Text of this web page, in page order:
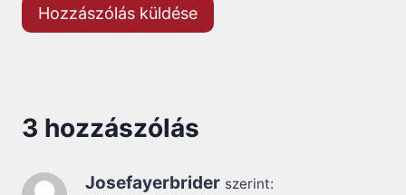
3 hozzászólás
Josefayerbrider szerint: